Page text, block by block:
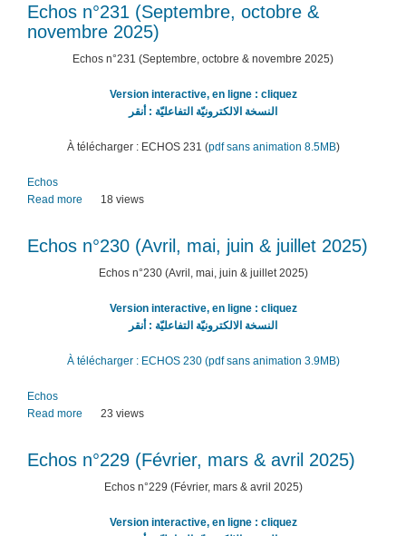
(Décembre
2025
Echos n°231 (Septembre, octobre &
novembre 2025)
Echos n°231 (Septembre, octobre & novembre 2025)
Version interactive, en ligne : cliquez
النسخة الالكترونيّة التفاعليّة : أنقر
À télécharger : ECHOS 231 (pdf sans animation 8.5MB)
Echos
Read more about
(Septembre,
octobre
novembre
18 views
Echos n°230 (Avril, mai, juin & juillet 2025)
Echos n°230 (Avril, mai, juin & juillet 2025)
Version interactive, en ligne : cliquez
النسخة الالكترونيّة التفاعليّة : أنقر
À télécharger : ECHOS 230 (pdf sans animation 3.9MB)
Echos
Read more about
(Avril,
23 views
Echos n°229 (Février, mars & avril 2025)
Echos n°229 (Février, mars & avril 2025)
Version interactive, en ligne : cliquez